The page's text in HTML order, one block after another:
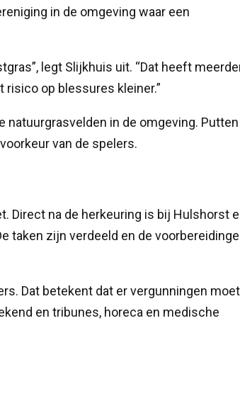
in de omgeving waar een
legt Slijkhuis uit. “Dat heeft
risico op blessures kleiner.”
in de omgeving.
van de spelers.
Direct na de herkeuring is bij Hulshorst
taken zijn verdeeld en de
Dat betekent dat er vergunningen
en tribunes, horeca en medische